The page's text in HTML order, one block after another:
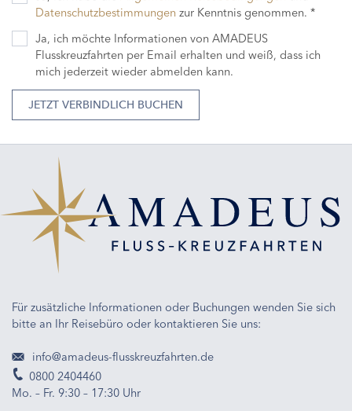
Datenschutzbestimmungen zur Kenntnis genommen. *
Ja, ich möchte Informationen von AMADEUS
Flusskreuzfahrten per Email erhalten und weiß, dass ich
mich jederzeit wieder abmelden kann.
JETZT VERBINDLICH BUCHEN
Für zusätzliche Informationen oder Buchungen wenden Sie sich
bitte an Ihr Reisebüro oder kontaktieren Sie uns:
info@amadeus-flusskreuzfahrten.de
0800 2404460
Mo. – Fr. 9:30 – 17:30 Uhr